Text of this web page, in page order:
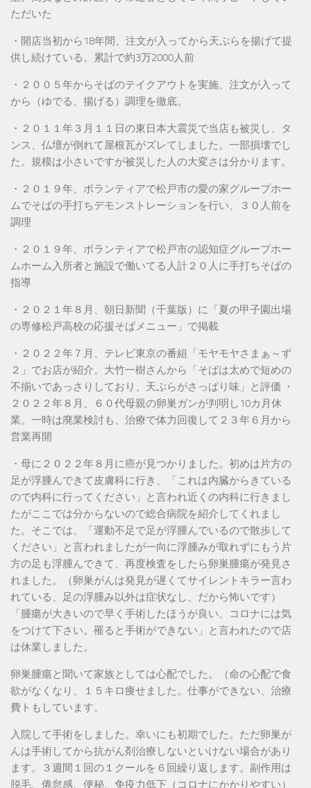
ただいた
・開店当初から18年間、注文が入ってから天ぷらを揚げて提
供し続けている。累計で約3万2000人前
・２００５年からそばのテイクアウトを実施、注文が入って
から（ゆでる、揚げる）調理を徹底。
・２０１１年３月１１日の東日本大震災で当店も被災し、タ
ンス、仏壇が倒れて屋根瓦がズレてしました。一部損壊でし
た。規模は小さいですが被災した人の大変さは分かります。
・２０１９年、ボランティアで松戸市の愛の家グループホー
ムでそばの手打ちデモンストレーションを行い、３０人前を
調理
・２０１９年、ボランティアで松戸市の認知症グループホー
ムホーム入所者と施設で働いてる人計２０人に手打ちそばの
指導
・２０２１年８月、朝日新聞（千葉版）に「夏の甲子園出場
の専修松戸高校の応援そばメニュー」で掲載
・２０２２年７月、テレビ東京の番組「モヤモヤさまぁ～ず
２」でお店が紹介。大竹一樹さんから「そばは太めで短めの
不揃いであっさりしており、天ぷらがさっぱり味」と評価 ・
２０２２年８月、６０代母親の卵巣ガンが判明し10カ月休
業。一時は廃業検討も、治療で体力回復して２３年６月から
営業再開
・母に２０２２年８月に癌が見つかりました。初めは片方の
足が浮腫んできて皮膚科に行き、「これは内臓からきている
ので内科に行ってください」と言われ近くの内科に行きまし
たがここでは分からないので総合病院を紹介してくれまし
た。そこでは、「運動不足で足が浮腫んでいるので散歩して
ください」と言われましたが一向に浮腫みが取れずにもう片
方の足も浮腫んできて、再度検査をしたら卵巣腫瘍が発見さ
れました。（卵巣がんは発見が遅くてサイレントキラー言わ
れている、足の浮腫み以外は症状なし、だから怖いです）
「腫瘍が大きいので早く手術したほうが良い、コロナには気
をつけて下さい。罹ると手術ができない」と言われたので店
は休業しました。
卵巣腫瘍と聞いて家族としては心配でした。（命の心配で食
欲がなくなり、１５キロ痩せました。仕事ができない、治療
費トもしています。
入院して手術をしました。幸いにも初期でした。ただ卵巣が
んは手術してから抗がん剤治療しないといけない場合があり
ます。３週間１回の１クールを６回繰り返します。副作用は
脱毛、倦怠感、便秘、免疫力低下（コロナにかかりやすい）